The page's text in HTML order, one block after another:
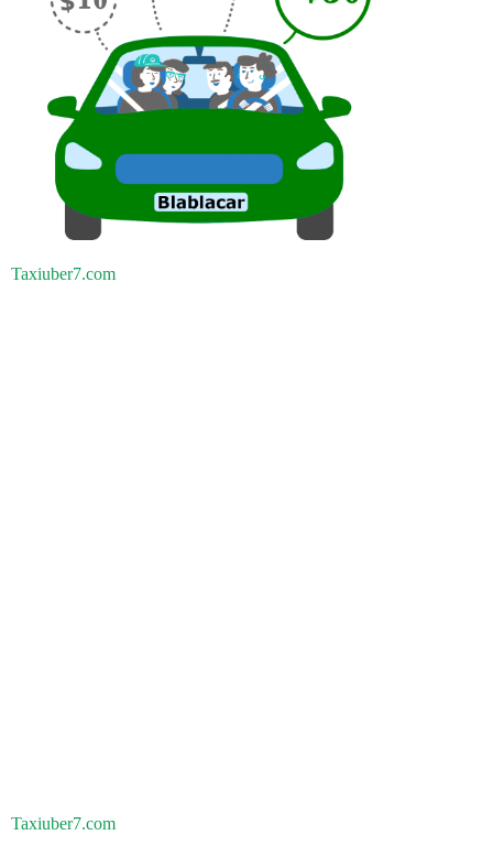
Taxiuber7.com
Taxiuber7.com